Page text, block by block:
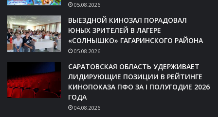
05.08.2026
ВЫЕЗДНОЙ КИНОЗАЛ ПОРАДОВАЛ
ЮНЫХ ЗРИТЕЛЕЙ В ЛАГЕРЕ
«СОЛНЫШКО» ГАГАРИНСКОГО РАЙОНА
05.08.2026
САРАТОВСКАЯ ОБЛАСТЬ УДЕРЖИВАЕТ
ЛИДИРУЮЩИЕ ПОЗИЦИИ В РЕЙТИНГЕ
КИНОПОКАЗА ПФО ЗА I ПОЛУГОДИЕ 2026
ГОДА
04.08.2026